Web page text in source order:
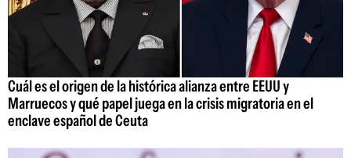
Cuál es el origen de la histórica alianza entre EEUU y
Marruecos y qué papel juega en la crisis migratoria en el
enclave español de Ceuta